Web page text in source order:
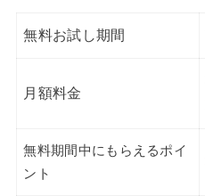
無料お試し期間
月額料金
無料期間中にもらえるポイ
ント